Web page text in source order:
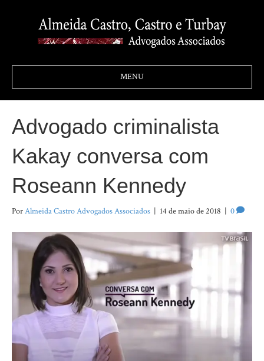
MENU
Advogado criminalista
Kakay conversa com
Roseann Kennedy
PorAlmeida Castro Advogados Associados | 14 de maio de 2018 | 0